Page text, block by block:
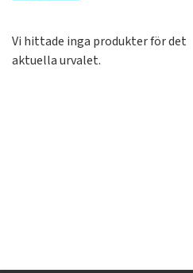
Vi hittade inga produkter för det
aktuella urvalet.